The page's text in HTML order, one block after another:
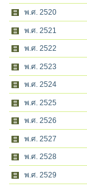
พ.ศ. 2520
พ.ศ. 2521
พ.ศ. 2522
พ.ศ. 2523
พ.ศ. 2524
พ.ศ. 2525
พ.ศ. 2526
พ.ศ. 2527
พ.ศ. 2528
พ.ศ. 2529